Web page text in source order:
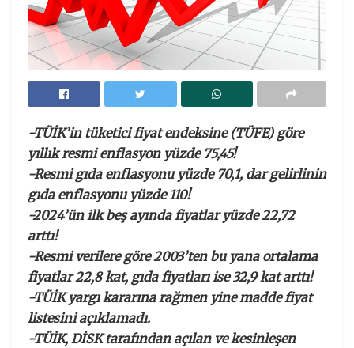
-TÜİK’in tüketici fiyat endeksine (TÜFE) göre
yıllık resmi enflasyon yüzde 75,45!
-Resmi gıda enflasyonu yüzde 70,1, dar gelirlinin
gıda enflasyonu yüzde 110!
-2024’ün ilk beş ayında fiyatlar yüzde 22,72
arttı!
-Resmi verilere göre 2003’ten bu yana ortalama
fiyatlar 22,8 kat, gıda fiyatları ise 32,9 kat arttı!
-TÜİK yargı kararına rağmen yine madde fiyat
listesini açıklamadı.
-TÜİK, DİSK tarafından açılan ve kesinleşen